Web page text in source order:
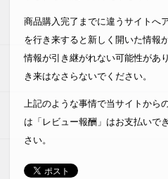
商品購入完了までに違うサイトへ
を行き来すると新しく開いた情報
情報が引き継がれない可能性があ
き来はなさらないでください。
上記のような事情で当サイトから
は「レビュー報酬」はお支払いで
さい。